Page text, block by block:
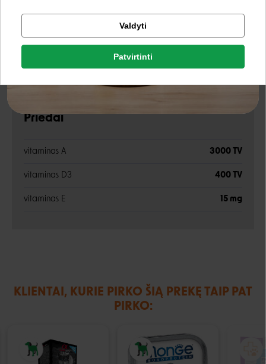
Rašyti atsiliepimą
žali pluoštai 0,5%
žali riebalai 7,0%
drėgmė 82,0%
Priedai
vitaminas A 3000 TV
vitaminas D3 400 TV
vitaminas E 15 mg
KLIENTAI, KURIE PIRKO ŠIĄ PREKĘ TAIP PAT
PIRKO:
Rašyti atsiliepimą
Facebook
Valdyti
Patvirtinti